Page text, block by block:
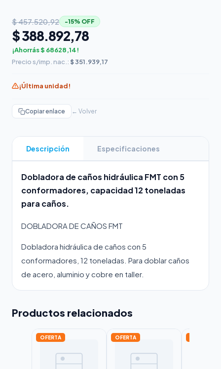
$ 457.520,92 −15% OFF
$ 388.892,78
¡Ahorrás $ 68628,14!
Precio s/imp. nac.: $ 351.939,17
¡Última unidad!
Copiar enlace ← Volver
Descripción Especificaciones
Dobladora de caños hidráulica FMT con 5
conformadores, capacidad 12 toneladas
para caños.
DOBLADORA DE CAÑOS FMT
Dobladora hidráulica de caños con 5
conformadores, 12 toneladas. Para doblar caños
de acero, aluminio y cobre en taller.
Productos relacionados
OFERTA OFERTA